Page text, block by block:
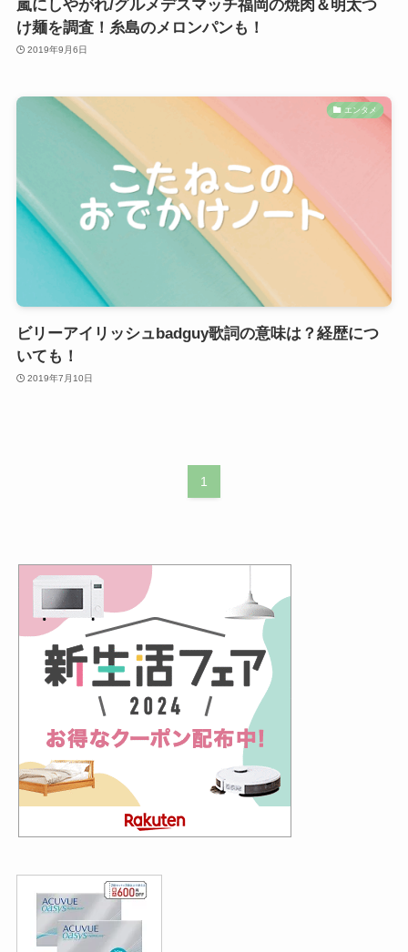
嵐にしやがれ/グルメデスマッチ福岡の焼肉＆明太つ
け麺を調査！糸島のメロンパンも！
2019年9月6日
エンタメ
ビリーアイリッシュbadguy歌詞の意味は？経歴につ
いても！
2019年7月10日
1